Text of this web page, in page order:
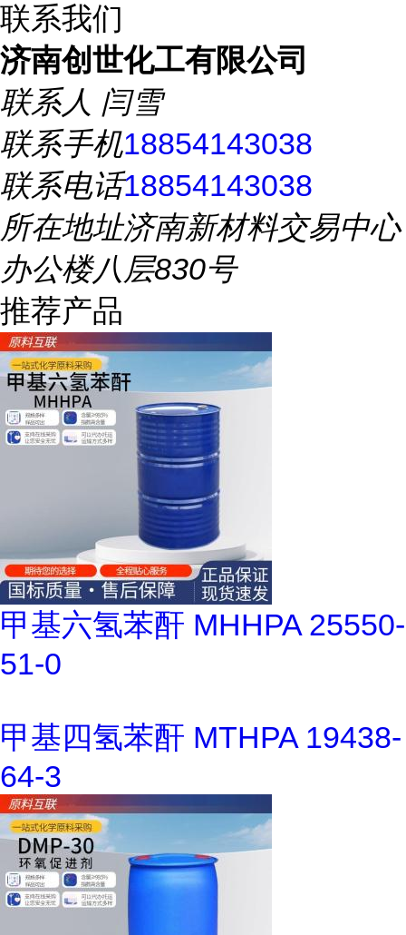
联系我们
济南创世化工有限公司
联系人 闫雪
联系手机18854143038
联系电话18854143038
所在地址济南新材料交易中心
办公楼八层830号
推荐产品
甲基六氢苯酐 MHHPA 25550-
51-0
甲基四氢苯酐 MTHPA 19438-
64-3